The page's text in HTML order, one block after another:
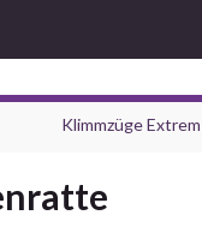
Klimmzüge